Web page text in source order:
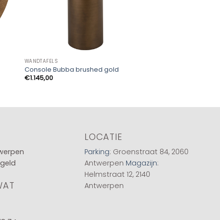
WANDTAFELS
Console Bubba brushed gold
€1.145,00
LOCATIE
Parking: Groenstraat 84, 2060
Antwerpen Magazijn:
Helmstraat 12, 2140
Antwerpen